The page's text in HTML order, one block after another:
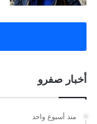
أخبار صفرو
منذ أسبوع واحد